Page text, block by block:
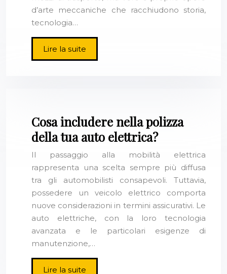
d’arte meccaniche che racchiudono storia,
tecnologia…
Lire la suite
Cosa includere nella polizza
della tua auto elettrica?
Il passaggio alla mobilità elettrica
rappresenta una scelta sempre più diffusa
tra gli automobilisti consapevoli. Tuttavia,
possedere un veicolo elettrico comporta
nuove considerazioni in termini assicurativi. Le
auto elettriche, con la loro tecnologia
avanzata e le particolari esigenze di
manutenzione,…
Lire la suite